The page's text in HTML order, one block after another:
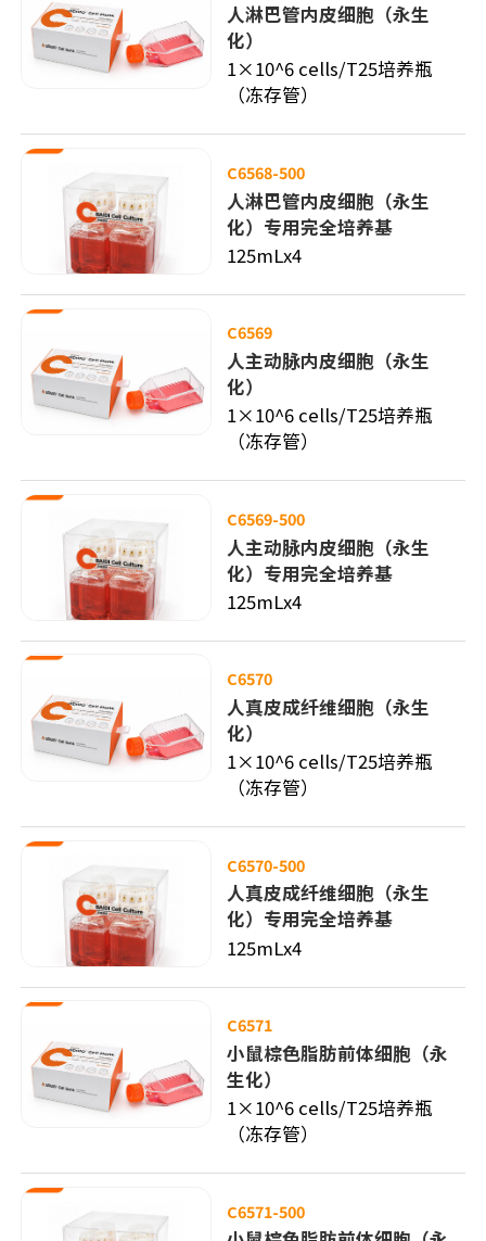
人淋巴管内皮细胞（永生
化）
1×10^6 cells/T25培养瓶
（冻存管）
C6568-500
人淋巴管内皮细胞（永生
化）专用完全培养基
125mLx4
C6569
人主动脉内皮细胞（永生
化）
1×10^6 cells/T25培养瓶
（冻存管）
C6569-500
人主动脉内皮细胞（永生
化）专用完全培养基
125mLx4
C6570
人真皮成纤维细胞（永生
化）
1×10^6 cells/T25培养瓶
（冻存管）
C6570-500
人真皮成纤维细胞（永生
化）专用完全培养基
125mLx4
C6571
小鼠棕色脂肪前体细胞（永
生化）
1×10^6 cells/T25培养瓶
（冻存管）
C6571-500